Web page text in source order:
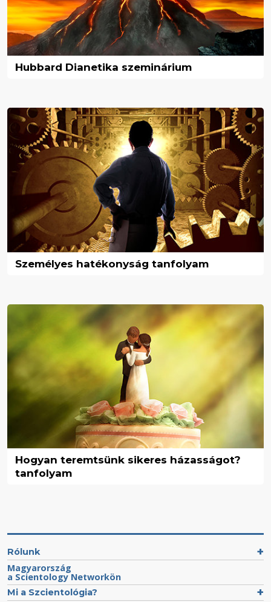
Hubbard Dianetika szeminárium
Személyes hatékonyság tanfolyam
Hogyan teremtsünk sikeres házasságot?
tanfolyam
Rólunk
Magyarország
a Scientology Networkön
Mi a Szcientológia?